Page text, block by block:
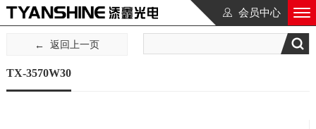
会员中心
返回上一页
TX-3570W30